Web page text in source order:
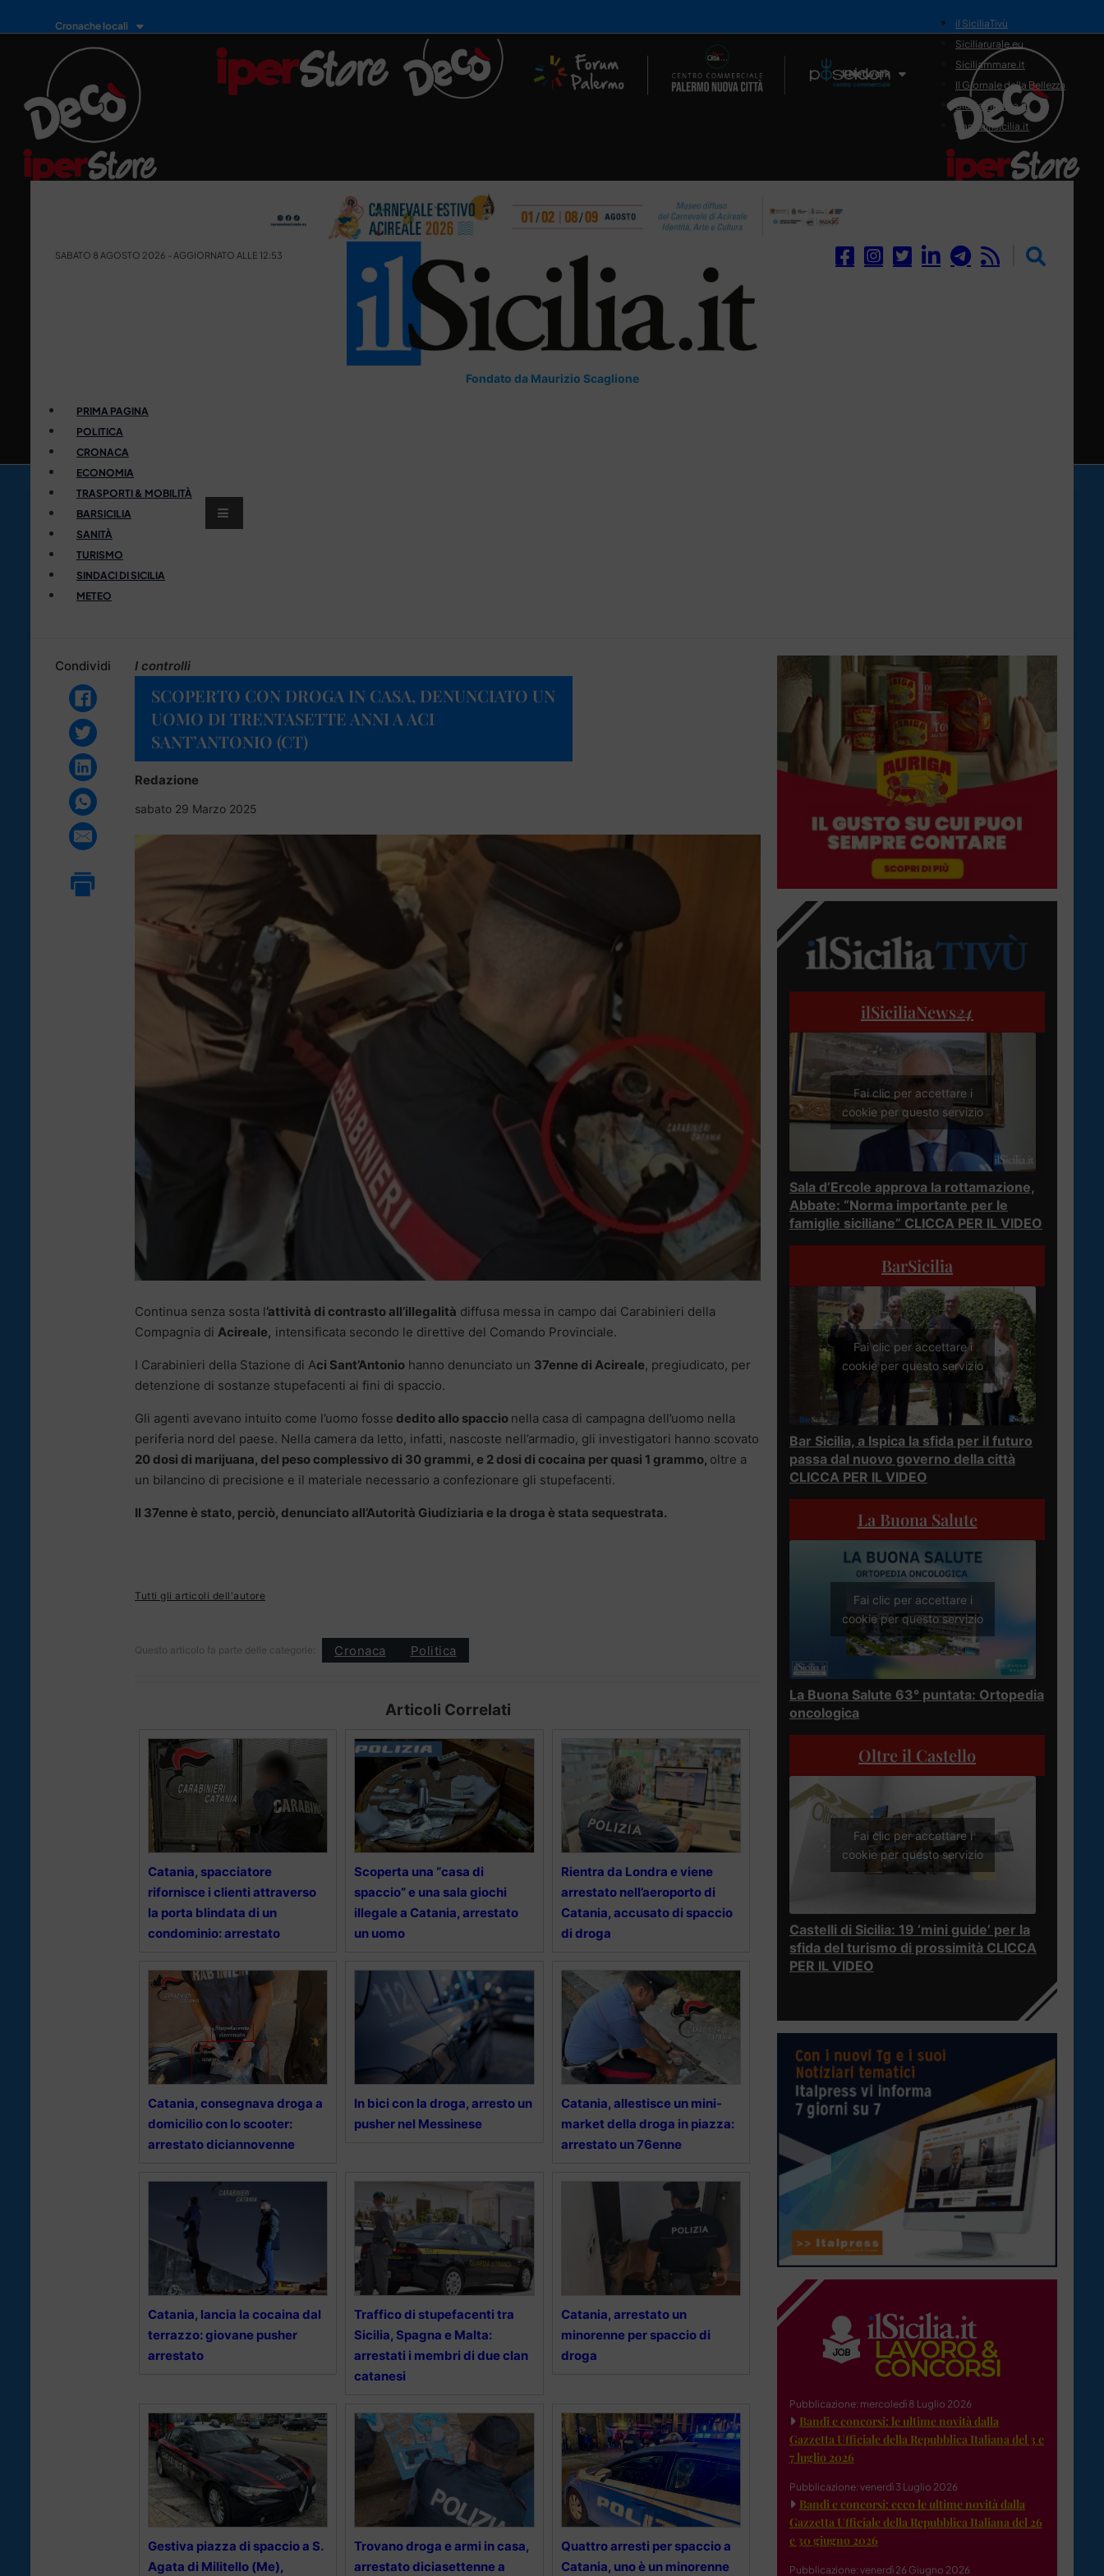
Cronache locali
Il Network
il SiciliaTivù
Siciliarurale.eu
Siciliammare.it
Il Giornale della Bellezza
Siciliamedica.it
Sanitainsicilia.it
SABATO 8 AGOSTO 2026 - AGGIORNATO ALLE 12:53
Fondato da Maurizio Scaglione
PRIMA PAGINA
POLITICA
CRONACA
ECONOMIA
TRASPORTI & MOBILITÀ
BARSICILIA
SANITÀ
TURISMO
SINDACI DI SICILIA
METEO
Condividi I controlli
SCOPERTO CON DROGA IN CASA, DENUNCIATO UN
UOMO DI TRENTASETTE ANNI A ACI
SANT’ANTONIO (CT)
Redazione
sabato 29 Marzo 2025
Continua senza sosta l’attività di contrasto all’illegalità diffusa messa in campo dai Carabinieri della
Compagnia di Acireale, intensificata secondo le direttive del Comando Provinciale.
I Carabinieri della Stazione di Aci Sant’Antonio hanno denunciato un 37enne di Acireale, pregiudicato, per
detenzione di sostanze stupefacenti ai fini di spaccio.
Gli agenti avevano intuito come l’uomo fosse dedito allo spaccio nella casa di campagna dell’uomo nella
periferia nord del paese. Nella camera da letto, infatti, nascoste nell’armadio, gli investigatori hanno scovato
20 dosi di marijuana, del peso complessivo di 30 grammi, e 2 dosi di cocaina per quasi 1 grammo, oltre a
un bilancino di precisione e il materiale necessario a confezionare gli stupefacenti.
Il 37enne è stato, perciò, denunciato all’Autorità Giudiziaria e la droga è stata sequestrata.
Tutti gli articoli dell'autore
Questo articolo fa parte delle categorie: Cronaca Politica
Articoli Correlati
Catania, spacciatore
rifornisce i clienti attraverso
la porta blindata di un
condominio: arrestato
Scoperta una “casa di
spaccio” e una sala giochi
illegale a Catania, arrestato
un uomo
Rientra da Londra e viene
arrestato nell’aeroporto di
Catania, accusato di spaccio
di droga
Catania, consegnava droga a
domicilio con lo scooter:
arrestato diciannovenne
In bici con la droga, arresto un
pusher nel Messinese
Catania, allestisce un mini-
market della droga in piazza:
arrestato un 76enne
Catania, lancia la cocaina dal
terrazzo: giovane pusher
arrestato
Traffico di stupefacenti tra
Sicilia, Spagna e Malta:
arrestati i membri di due clan
catanesi
Catania, arrestato un
minorenne per spaccio di
droga
Gestiva piazza di spaccio a S.
Agata di Militello (Me),
Trovano droga e armi in casa,
arrestato diciasettenne a
Quattro arresti per spaccio a
Catania, uno è un minorenne
ilSiciliaNews24
Fai clic per accettare i
cookie per questo servizio
Sala d’Ercole approva la rottamazione,
Abbate: “Norma importante per le
famiglie siciliane” CLICCA PER IL VIDEO
BarSicilia
Fai clic per accettare i
cookie per questo servizio
Bar Sicilia, a Ispica la sfida per il futuro
passa dal nuovo governo della città
CLICCA PER IL VIDEO
La Buona Salute
Fai clic per accettare i
cookie per questo servizio
La Buona Salute 63° puntata: Ortopedia
oncologica
Oltre il Castello
Fai clic per accettare i
cookie per questo servizio
Castelli di Sicilia: 19 ‘mini guide’ per la
sfida del turismo di prossimità CLICCA
PER IL VIDEO
Pubblicazione: mercoledì 8 Luglio 2026
Bandi e concorsi: le ultime novità dalla
Gazzetta Ufficiale della Repubblica Italiana del 3 e
7 luglio 2026
Pubblicazione: venerdì 3 Luglio 2026
Bandi e concorsi: ecco le ultime novità dalla
Gazzetta Ufficiale della Repubblica Italiana del 26
e 30 giugno 2026
Pubblicazione: venerdì 26 Giugno 2026